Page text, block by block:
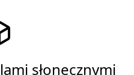
słonecznymi